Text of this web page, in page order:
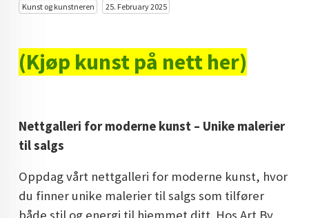
KJØP KUNST TIL SALGS
FARGERIK KUNST
KUNST
KUNSTNER BLOGG - EN KUNSTNERS DAGBOK
STORE MALERIER TIL STUE
NORSK KUNST
Kunst og kunstneren 25. February 2025
(Kjøp kunst på nett her)
Nettgalleri for moderne kunst – Unike malerier
til salgs
Oppdag vårt nettgalleri for moderne kunst, hvor
du finner unike malerier til salgs som tilfører